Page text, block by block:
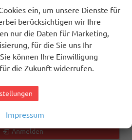
Ergebnisse anzeigen
zurücksetzen
Anmelden
ein, um unsere Dienste für
berücksichtigen wir Ihre
nur die Daten für Marketing,
für die Sie uns Ihr
können Ihre Einwilligung
die Zukunft widerrufen.
Impressum